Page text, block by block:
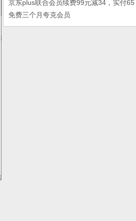
京东plus联合会员续费99元减34，实付65
免费三个月夸克会员